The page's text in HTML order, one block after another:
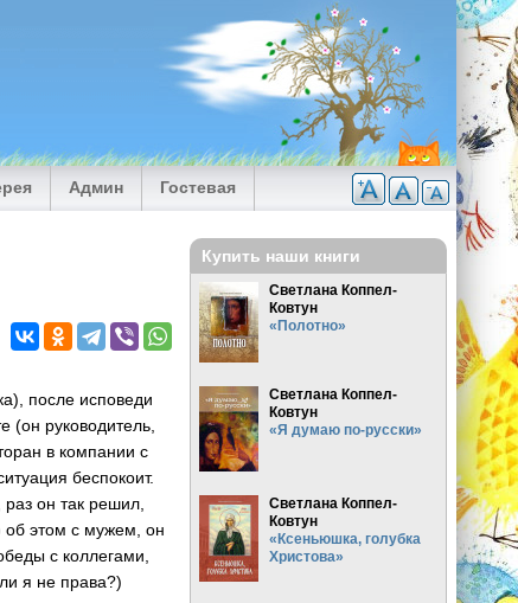
Админ Гостевая
после исповеди
(он руководитель,
в компании с
беспокоит.
он так решил,
об этом с мужем, он
с коллегами,
я не права?)
Купить наши книги
Светлана Коппел-
Ковтун
«Полотно»
Светлана Коппел-
Ковтун
«Я думаю по-русски»
Светлана Коппел-
Ковтун
«Ксеньюшка, голубка
Христова»